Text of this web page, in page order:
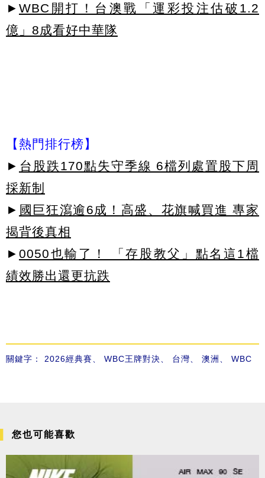
► WBC開打！台澳戰「運彩投注估破1.2
億」8成看好中華隊
【熱門排行榜】
► 台股跌170點失守季線 6檔列處置股下周
採新制
► 國巨狂瀉逾6成！高盛、花旗喊買進 專家
揭背後真相
► 0050也輸了！ 「存股教父」點名這1檔
績效勝出還更抗跌
關鍵字： 2026經典賽 WBC王牌對決 台灣 澳洲 WBC
您也可能喜歡